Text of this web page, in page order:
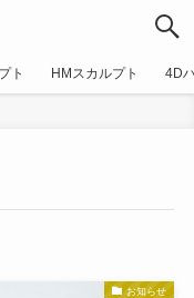
ト HMスカルプト 4D
お知らせ